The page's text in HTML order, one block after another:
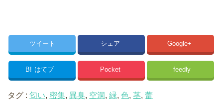
ツイート シェア Google+
B! はてブ Pocket feedly
タグ : 匂い, 密集, 異臭, 空洞, 緑, 色, 茎, 蕾